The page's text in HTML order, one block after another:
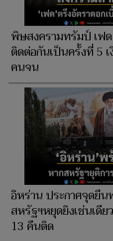
พิษสงครามทรัมป์ เฟด
ติดต่อกันเป็นครั้งที่ 5
คนจน
อิหร่าน ประกาศจุดยืน
สหรัฐฯหยุดยิงเช่นเดี
13 คืนติด